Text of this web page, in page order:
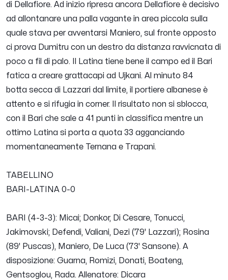
di Dellafiore. Ad inizio ripresa ancora Dellafiore è decisivo
ad allontanare una palla vagante in area piccola sulla
quale stava per avventarsi Maniero, sul fronte opposto
ci prova Dumitru con un destro da distanza ravvicnata di
poco a fil di palo. Il Latina tiene bene il campo ed il Bari
fatica a creare grattacapi ad Ujkani. Al minuto 84
botta secca di Lazzari dal limite, il portiere albanese è
attento e si rifugia in corner. Il risultato non si sblocca,
con il Bari che sale a 41 punti in classifica mentre un
ottimo Latina si porta a quota 33 agganciando
momentaneamente Ternana e Trapani.
TABELLINO
BARI-LATINA 0-0
BARI (4-3-3): Micai; Donkor, Di Cesare, Tonucci,
Jakimovski; Defendi, Valiani, Dezi (79' Lazzari); Rosina
(89' Puscas), Maniero, De Luca (73' Sansone). A
disposizione: Guarna, Romizi, Donati, Boateng,
Gentsoglou, Rada. Allenatore: Dicara